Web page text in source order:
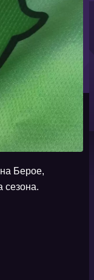
Берое,
сезона.